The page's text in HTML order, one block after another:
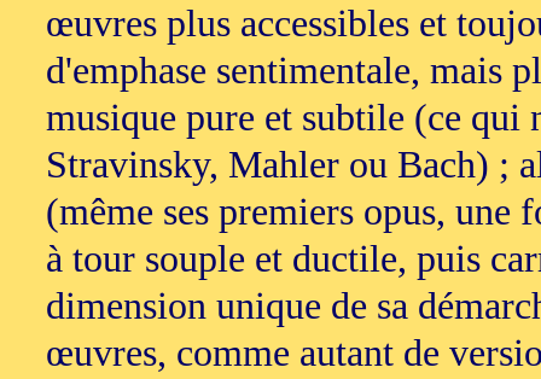
œuvres plus accessibles et
d'emphase sentimentale, mais
musique pure et subtile (ce qui
Stravinsky, Mahler ou Bach) ;
(même ses premiers opus, une
à tour souple et ductile, puis
dimension unique de sa
œuvres, comme autant de